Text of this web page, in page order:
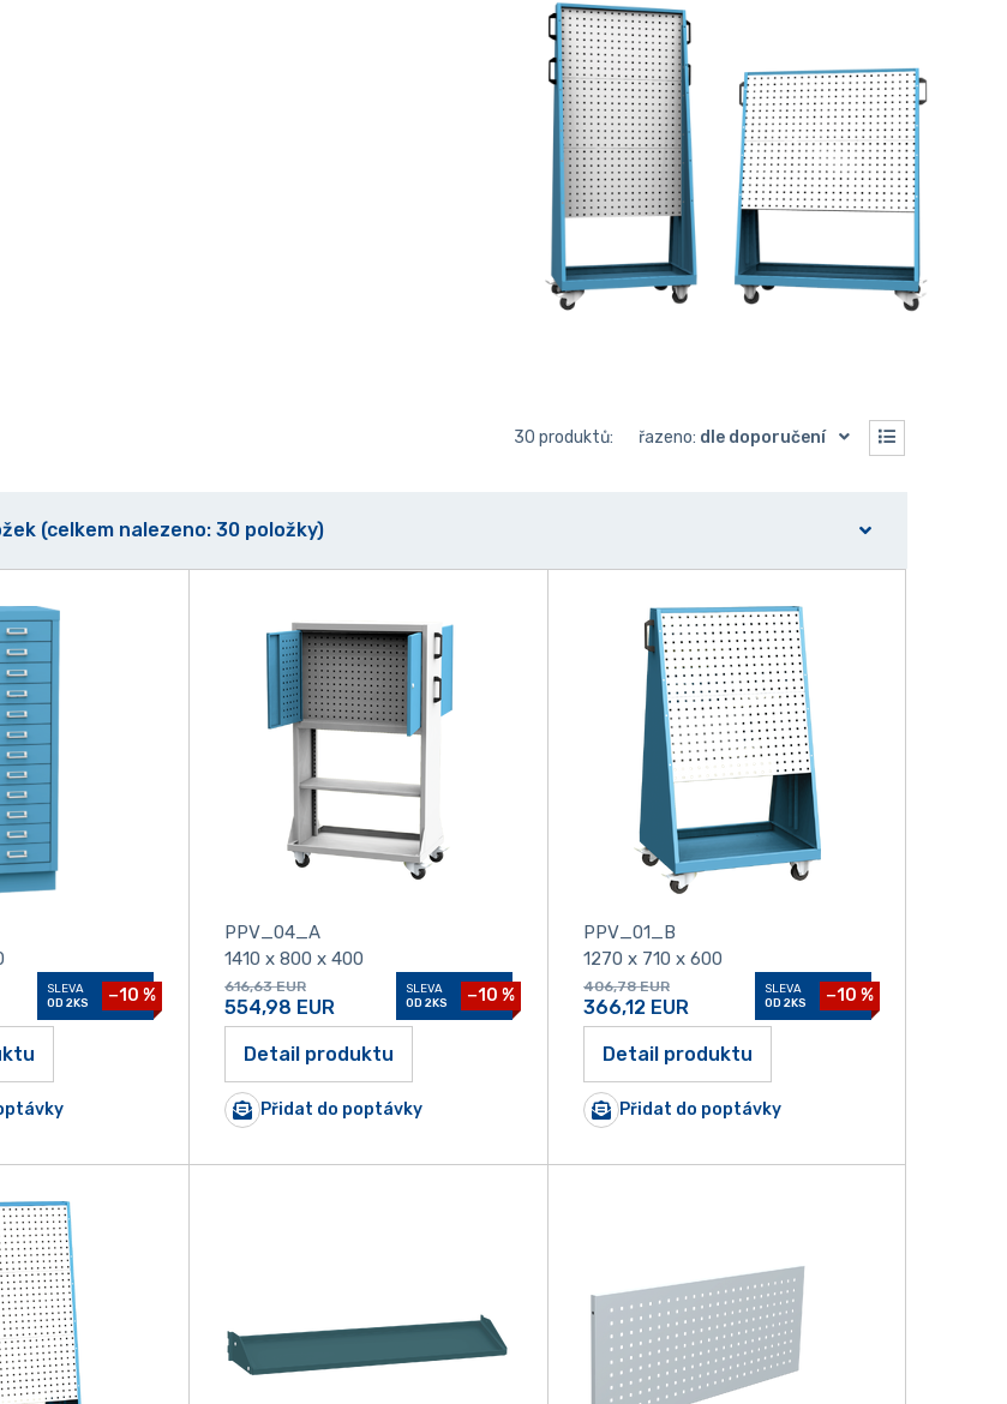
30 produktů: řazeno: dle doporučení
(celkem nalezeno: 30 položky)
SLEVA
OD 2KS
−10 %
PPV_04_A
1410 x 800 x 400
616,63 EUR
554,98 EUR
SLEVA
OD 2KS
−10 %
Detail produktu
Přidat do poptávky
PPV_01_B
1270 x 710 x 600
406,78 EUR
366,12 EUR
SLEVA
OD 2KS
−10 %
Detail produktu
Přidat do poptávky